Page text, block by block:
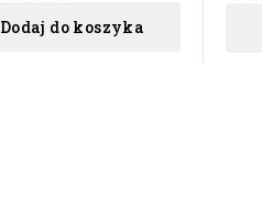
Dodaj do koszyka